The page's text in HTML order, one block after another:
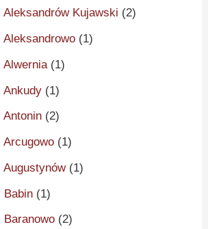
Kujawski (2)
(1)
Alwernia(1)
Ankudy (1)
Antonin (2)
(1)
(1)
Babin (1)
Baranowo (2)